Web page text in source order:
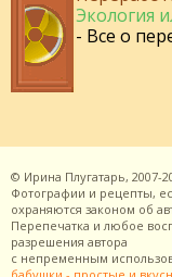
Экология
- Все о
© Ирина Плугатарь, 2007-
Фотографии и рецепты,
охраняются законом об
Перепечатка и любое
разрешения автора
с непременным